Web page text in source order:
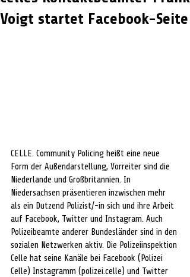
Voigt startet Facebook-Seite
CELLE. Community Policing heißt eine neue
Form der Außendarstellung, Vorreiter sind die
Niederlande und Großbritannien. In
Niedersachsen präsentieren inzwischen mehr
als ein Dutzend Polizist/-in sich und ihre Arbeit
auf Facebook, Twitter und Instagram. Auch
Polizeibeamte anderer Bundesländer sind in den
sozialen Netzwerken aktiv. Die Polizeiinspektion
Celle hat seine Kanäle bei Facebook (Polizei
Celle) Instagramm (polizei.celle) und Twitter